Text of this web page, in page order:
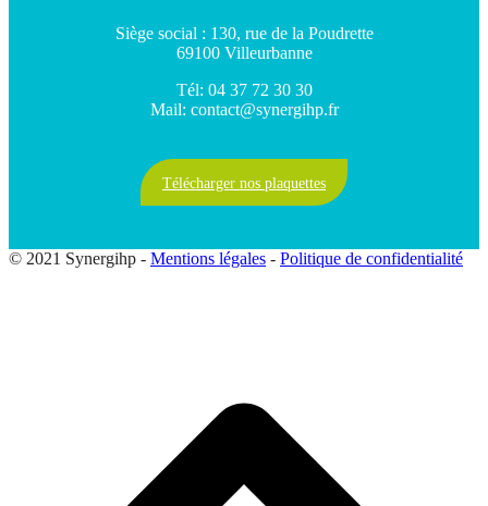
Siège social : 130, rue de la Poudrette
69100 Villeurbanne
Tél: 04 37 72 30 30
Mail: contact@synergihp.fr
Télécharger nos plaquettes
© 2021 Synergihp - Mentions légales - Politique de confidentialité